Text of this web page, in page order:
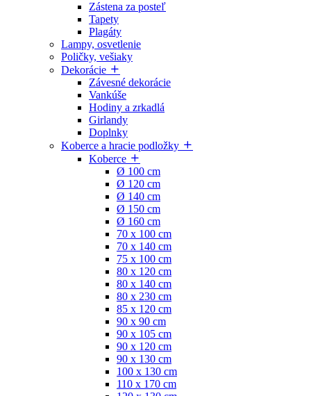
Zástena za posteľ
Tapety
Plagáty
Lampy, osvetlenie
Poličky, vešiaky
Dekorácie
Závesné dekorácie
Vankúše
Hodiny a zrkadlá
Girlandy
Doplnky
Koberce a hracie podložky
Koberce
Ø 100 cm
Ø 120 cm
Ø 140 cm
Ø 150 cm
Ø 160 cm
70 x 100 cm
70 x 140 cm
75 x 100 cm
80 x 120 cm
80 x 140 cm
80 x 230 cm
85 x 120 cm
90 x 90 cm
90 x 105 cm
90 x 120 cm
90 x 130 cm
100 x 130 cm
110 x 170 cm